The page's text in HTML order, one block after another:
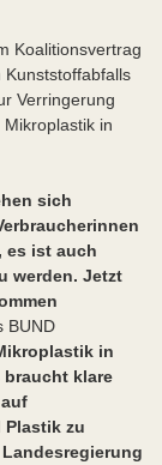
Koalitionsvertrag
Verringerung
in
sich
es ist auch
werden. Jetzt
BUND
in
klare
zu